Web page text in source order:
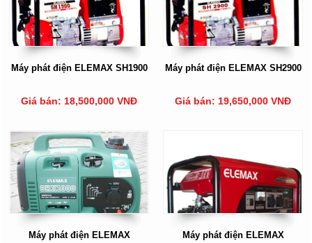
Máy phát điện ELEMAX SH1900
Giá bán: 18,500,000 VNĐ
Máy phát điện ELEMAX SH2900
Giá bán: 19,650,000 VNĐ
Máy phát điện ELEMAX
Máy phát điện ELEMAX